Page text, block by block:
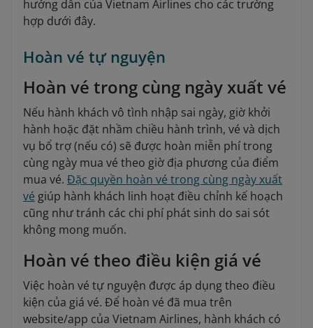
hướng dẫn của Vietnam Airlines cho các trường
hợp dưới đây.
Hoàn vé tự nguyện
Hoàn vé trong cùng ngày xuất vé
Nếu hành khách vô tình nhập sai ngày, giờ khởi
hành hoặc đặt nhầm chiều hành trình, vé và dịch
vụ bổ trợ (nếu có) sẽ được hoàn miễn phí trong
cùng ngày mua vé theo giờ địa phương của điểm
mua vé. Đặc quyền hoàn vé trong cùng ngày xuất
vé giúp hành khách linh hoạt điều chỉnh kế hoạch
cũng như tránh các chi phí phát sinh do sai sót
không mong muốn.
Hoàn vé theo điều kiện giá vé
Việc hoàn vé tự nguyện được áp dụng theo điều
kiện của giá vé. Để hoàn vé đã mua trên
website/app của Vietnam Airlines, hành khách có